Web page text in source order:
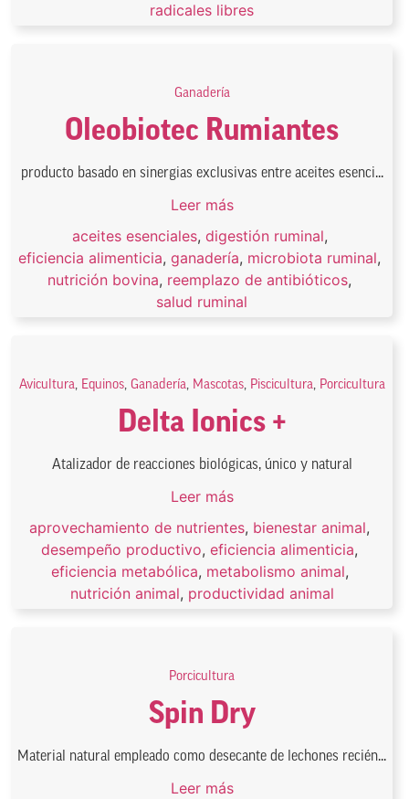
radicales libres
Ganadería
Oleobiotec Rumiantes
producto basado en sinergias exclusivas entre aceites esenci...
Leer más
aceites esenciales, digestión ruminal,
eficiencia alimenticia, ganadería, microbiota ruminal,
nutrición bovina, reemplazo de antibióticos,
salud ruminal
Avicultura, Equinos, Ganadería, Mascotas, Piscicultura, Porcicultura
Delta Ionics +
Atalizador de reacciones biológicas, único y natural
Leer más
aprovechamiento de nutrientes, bienestar animal,
desempeño productivo, eficiencia alimenticia,
eficiencia metabólica, metabolismo animal,
nutrición animal, productividad animal
Porcicultura
Spin Dry
Material natural empleado como desecante de lechones recién...
Leer más